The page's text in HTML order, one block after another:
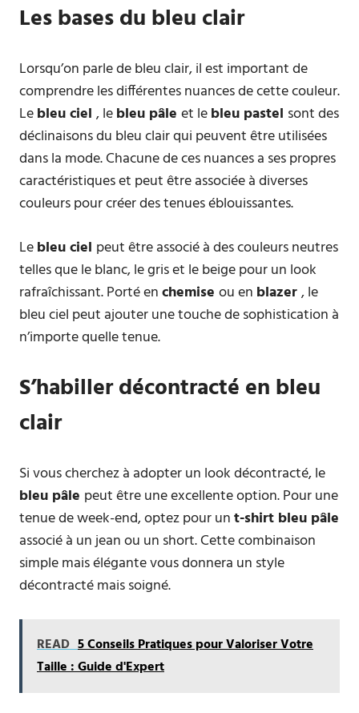
Les bases du bleu clair
Lorsqu’on parle de bleu clair, il est important de
comprendre les différentes nuances de cette couleur.
Lebleu ciel , lebleu pâle et lebleu pastel sont des
déclinaisons du bleu clair qui peuvent être utilisées
dans la mode. Chacune de ces nuances a ses propres
caractéristiques et peut être associée à diverses
couleurs pour créer des tenues éblouissantes.
Lebleu ciel peut être associé à des couleurs neutres
telles que le blanc, le gris et le beige pour un look
rafraîchissant. Porté enchemise ou en blazer, le
bleu ciel peut ajouter une touche de sophistication à
n’importe quelle tenue.
S’habiller décontracté en bleu
clair
Si vous cherchez à adopter un look décontracté, le
bleu pâle peut être une excellente option. Pour une
tenue de week-end, optez pour unt-shirt bleu pâle
associé à un jean ou un short. Cette combinaison
simple mais élégante vous donnera un style
décontracté mais soigné.
READ 5 Conseils Pratiques pour Valoriser Votre
Taille : Guide d'Expert